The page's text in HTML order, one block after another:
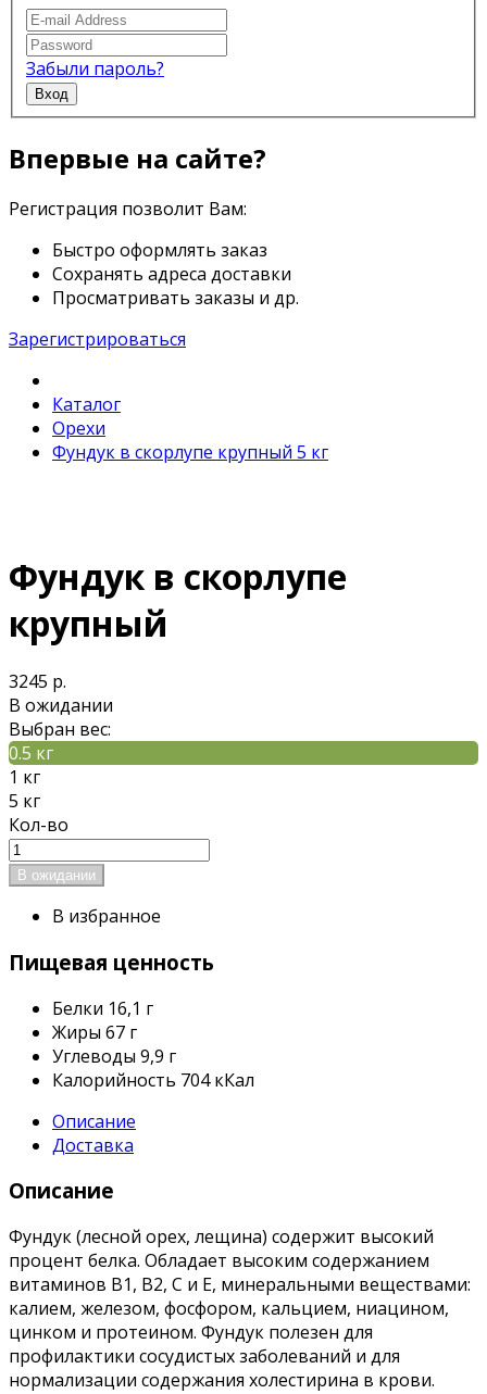
Забыли пароль?
Вход
Впервые на сайте?
Регистрация позволит Вам:
Быстро оформлять заказ
Сохранять адреса доставки
Просматривать заказы и др.
Зарегистрироваться
Каталог
Орехи
Фундук в скорлупе крупный 5 кг
Фундук в скорлупе
крупный
3245 р.
В ожидании
Выбран вес:
0.5 кг
1 кг
5 кг
Кол-во
В избранное
Пищевая ценность
Белки 16,1 г
Жиры 67 г
Углеводы 9,9 г
Калорийность 704 кКал
Описание
Доставка
Описание
Фундук (лесной орех, лещина) содержит высокий
процент белка. Обладает высоким содержанием
витаминов B1, B2, C и E, минеральными веществами:
калием, железом, фосфором, кальцием, ниацином,
цинком и протеином. Фундук полезен для
профилактики сосудистых заболеваний и для
нормализации содержания холестирина в крови.